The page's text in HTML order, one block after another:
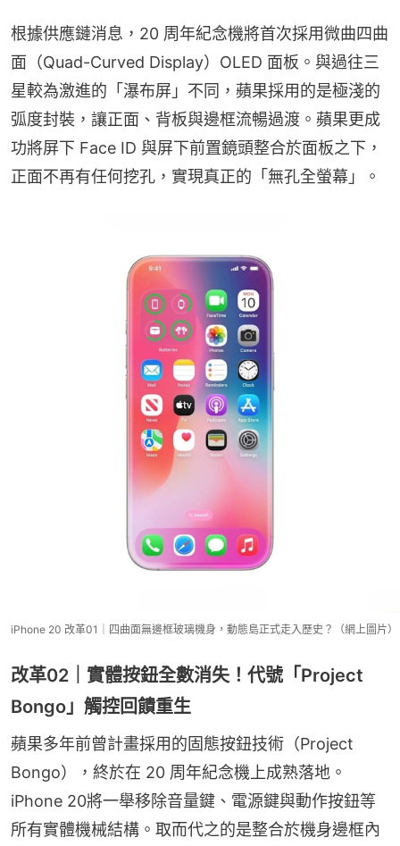
根據供應鏈消息，20 周年紀念機將首次採用微曲四曲
面（Quad-Curved Display）OLED 面板。與過往三
星較為激進的「瀑布屏」不同，蘋果採用的是極淺的
弧度封裝，讓正面、背板與邊框流暢過渡。蘋果更成
功將屏下 Face ID 與屏下前置鏡頭整合於面板之下，
正面不再有任何挖孔，實現真正的「無孔全螢幕」。
iPhone 20 改革01｜四曲面無邊框玻璃機身，動態島正式走入歷史？（網上圖片）
改革02｜實體按鈕全數消失！代號「Project
Bongo」觸控回饋重生
蘋果多年前曾計畫採用的固態按鈕技術（Project
Bongo），終於在 20 周年紀念機上成熟落地。
iPhone 20將一舉移除音量鍵、電源鍵與動作按鈕等
所有實體機械結構。取而代之的是整合於機身邊框內